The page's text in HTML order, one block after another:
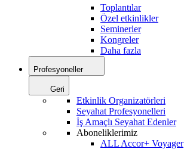
Toplantılar
Özel etkinlikler
Seminerler
Kongreler
Daha fazla
Profesyoneller
Geri
Etkinlik Organizatörleri
Seyahat Profesyonelleri
İş Amaçlı Seyahat Edenler
Aboneliklerimiz
ALL Accor+ Voyager